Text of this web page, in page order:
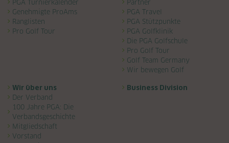
PGA Turnierkalender
Genehmigte ProAms
Ranglisten
Pro Golf Tour
Partner
PGA Travel
PGA Stützpunkte
PGA Golfklinik
Die PGA Golfschule
Pro Golf Tour
Golf Team Germany
Wir bewegen Golf
Wir über uns
Der Verband
100 Jahre PGA: Die
Verbandsgeschichte
Mitgliedschaft
Vorstand
Business Division